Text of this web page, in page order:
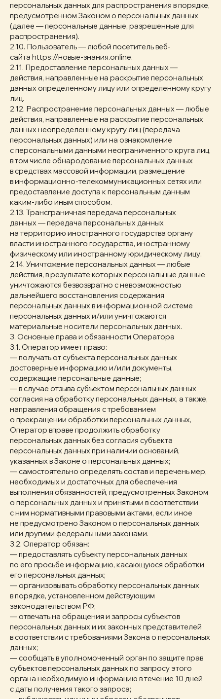
персональных данных для распространения в порядке,
предусмотренном Законом о персональных данных
(далее — персональные данные, разрешенные для
распространения).
2.10. Пользователь — любой посетитель веб-
сайта https://новые-знания.online.
2.11. Предоставление персональных данных —
действия, направленные на раскрытие персональных
данных определенному лицу или определенному кругу
лиц.
2.12. Распространение персональных данных — любые
действия, направленные на раскрытие персональных
данных неопределенному кругу лиц (передача
персональных данных) или на ознакомление
с персональными данными неограниченного круга лиц,
в том числе обнародование персональных данных
в средствах массовой информации, размещение
в информационно-телекоммуникационных сетях или
предоставление доступа к персональным данным
каким-либо иным способом.
2.13. Трансграничная передача персональных
данных — передача персональных данных
на территорию иностранного государства органу
власти иностранного государства, иностранному
физическому или иностранному юридическому лицу.
2.14. Уничтожение персональных данных — любые
действия, в результате которых персональные данные
уничтожаются безвозвратно с невозможностью
дальнейшего восстановления содержания
персональных данных в информационной системе
персональных данных и/или уничтожаются
материальные носители персональных данных.
3. Основные права и обязанности Оператора
3.1. Оператор имеет право:
— получать от субъекта персональных данных
достоверные информацию и/или документы,
содержащие персональные данные;
— в случае отзыва субъектом персональных данных
согласия на обработку персональных данных, а также,
направления обращения с требованием
о прекращении обработки персональных данных,
Оператор вправе продолжить обработку
персональных данных без согласия субъекта
персональных данных при наличии оснований,
указанных в Законе о персональных данных;
— самостоятельно определять состав и перечень мер,
необходимых и достаточных для обеспечения
выполнения обязанностей, предусмотренных Законом
о персональных данных и принятыми в соответствии
с ним нормативными правовыми актами, если иное
не предусмотрено Законом о персональных данных
или другими федеральными законами.
3.2. Оператор обязан:
— предоставлять субъекту персональных данных
по его просьбе информацию, касающуюся обработки
его персональных данных;
— организовывать обработку персональных данных
в порядке, установленном действующим
законодательством РФ;
— отвечать на обращения и запросы субъектов
персональных данных и их законных представителей
в соответствии с требованиями Закона о персональных
данных;
— сообщать в уполномоченный орган по защите прав
субъектов персональных данных по запросу этого
органа необходимую информацию в течение 10 дней
с даты получения такого запроса;